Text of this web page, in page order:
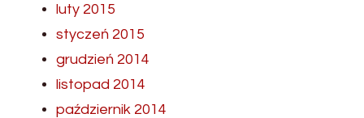
luty 2015
styczeń 2015
grudzień 2014
listopad 2014
październik 2014